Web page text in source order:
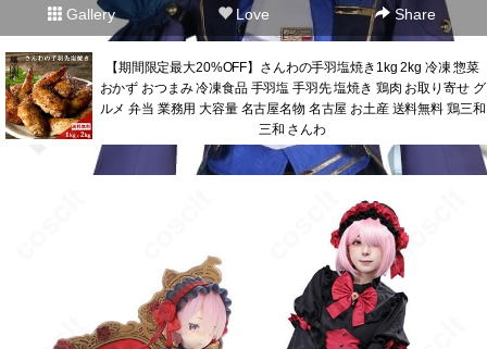
Gallery Love Share
【期間限定最大20%OFF】さんわの手羽塩焼き1kg 2kg 冷凍 惣菜
おかず おつまみ 冷凍食品 手羽塩 手羽先 塩焼き 鶏肉 お取り寄せ グ
ルメ 弁当 業務用 大容量 名古屋名物 名古屋 お土産 送料無料 鶏三和
三和 さんわ